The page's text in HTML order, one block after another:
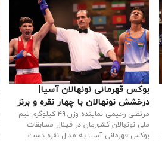
بوکس قهرمانی نونهالان آسیا|
درخشش نونهالان با چهار نقره و برنز
در اردن
مرتضی رحیمی نماینده وزن ۴۹ کیلوگرم تیم
ملی نونهالان کشورمان در فینال مسابقات
بوکس قهرمانی آسیا به مدال نقره دست